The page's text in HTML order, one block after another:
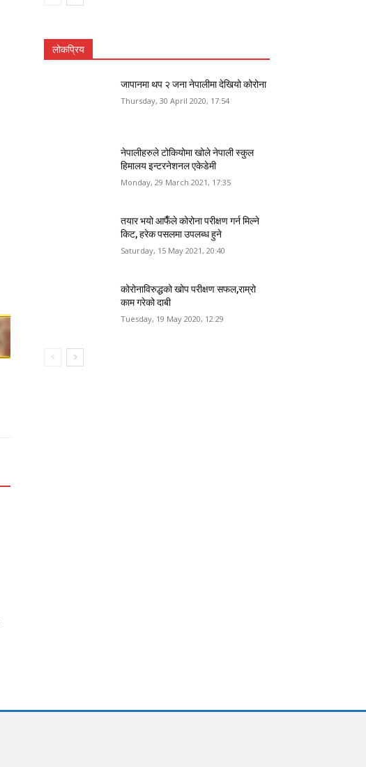
लोकप्रिय
जापानमा थप २ जना नेपालीमा देखियो कोरोना
Thursday, 30 April 2020, 17:54
नेपालीहरुले टोकियोमा खोले नेपाली स्कुल
हिमालय इन्टरनेशनल एकेडेमी
Monday, 29 March 2021, 17:35
तयार भयो आफैँले कोरोना परीक्षण गर्न मिल्ने
किट, हरेक पसलमा उपलब्ध हुने
Saturday, 15 May 2021, 20:40
कोरोनाविरुद्धको खोप परीक्षण सफल,राम्रो
काम गरेको दाबी
Tuesday, 19 May 2020, 12:29